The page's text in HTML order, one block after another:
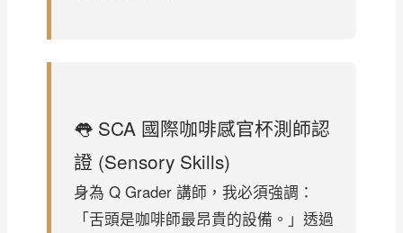
👅 SCA 國際咖啡感官杯測師認
證 (Sensory Skills)
身為 Q Grader 講師，我必須強調：
「舌頭是咖啡師最昂貴的設備。」透過